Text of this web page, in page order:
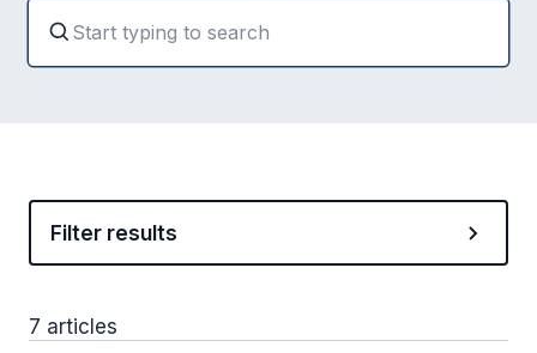
Filter results
7 articles